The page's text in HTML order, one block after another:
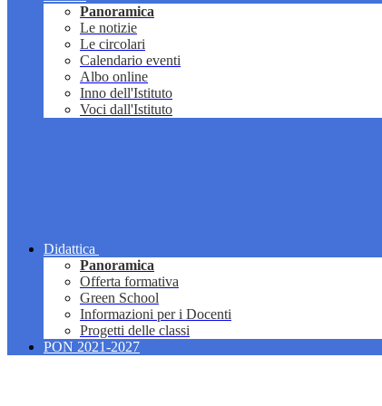
Panoramica
Le notizie
Le circolari
Calendario eventi
Albo online
Inno dell'Istituto
Voci dall'Istituto
Didattica
Panoramica
Offerta formativa
Green School
Informazioni per i Docenti
Progetti delle classi
PON 2021-2027